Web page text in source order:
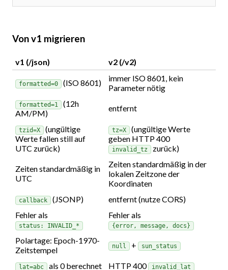
Von v1 migrieren
v1 (/json) v2 (/v2)
formatted=0 (ISO 8601)
immer ISO 8601, kein
Parameter nötig
formatted=1
(12h
AM/PM)
entfernt
tzid=X
(ungültige
Werte fallen still auf
UTC zurück)
tz=X
(ungültige Werte
geben HTTP 400
invalid_tz zurück)
Zeiten standardmäßig in
UTC
Zeiten standardmäßig in der
lokalen Zeitzone der
Koordinaten
callback (JSONP)
entfernt (nutze CORS)
Fehler als
status: INVALID_*
Fehler als
{error, message, docs}
Polartage: Epoch-1970-
Zeitstempel
null + sun_status
lat=abc als 0 berechnet HTTP 400 invalid_lat